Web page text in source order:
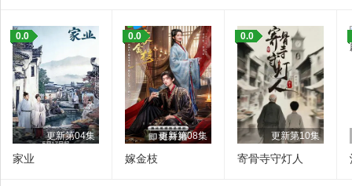
更新第04集
0.0
家业
更新第08集
0.0
嫁金枝
更新第10集
0.0
寄骨寺守灯人